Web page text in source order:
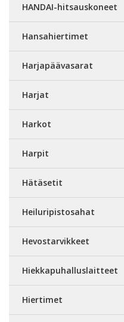
HANDAI-hitsauskoneet
Hansahiertimet
Harjapäävasarat
Harjat
Harkot
Harpit
Hätäsetit
Heiluripistosahat
Hevostarvikkeet
Hiekkapuhalluslaitteet
Hiertimet